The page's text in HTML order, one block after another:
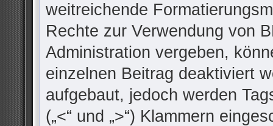
weitreichende
Rechte zur Verwendung von
Administration vergeben,
einzelnen Beitrag deaktiviert
aufgebaut, jedoch werden
(„<“ und „>“) Klammern